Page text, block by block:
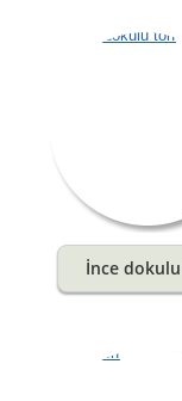
İnce